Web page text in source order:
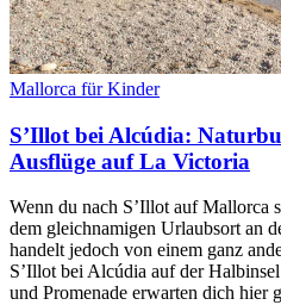
Mallorca für Kinder
S’Illot bei Alcúdia:
Ausflüge auf La Victoria
Wenn du nach S’Illot auf Mallorca
dem gleichnamigen Urlaubsort an
handelt jedoch von einem ganz
S’Illot bei Alcúdia auf der
und Promenade erwarten dich hier